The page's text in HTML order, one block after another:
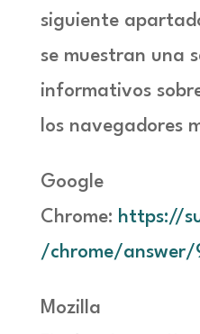
siguiente
se muestran una
informativos
los navegadores
Google
Chrome: https://
/chrome/answer/
Mozilla